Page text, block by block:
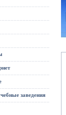
заведения